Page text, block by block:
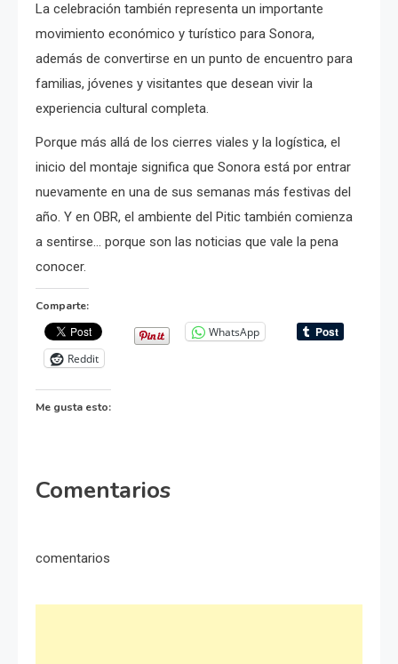
La celebración también representa un importante
movimiento económico y turístico para Sonora,
además de convertirse en un punto de encuentro para
familias, jóvenes y visitantes que desean vivir la
experiencia cultural completa.
Porque más allá de los cierres viales y la logística, el
inicio del montaje significa que Sonora está por entrar
nuevamente en una de sus semanas más festivas del
año. Y en OBR, el ambiente del Pitic también comienza
a sentirse… porque son las noticias que vale la pena
conocer.
Comparte:
WhatsApp
Reddit
Me gusta esto:
Comentarios
comentarios